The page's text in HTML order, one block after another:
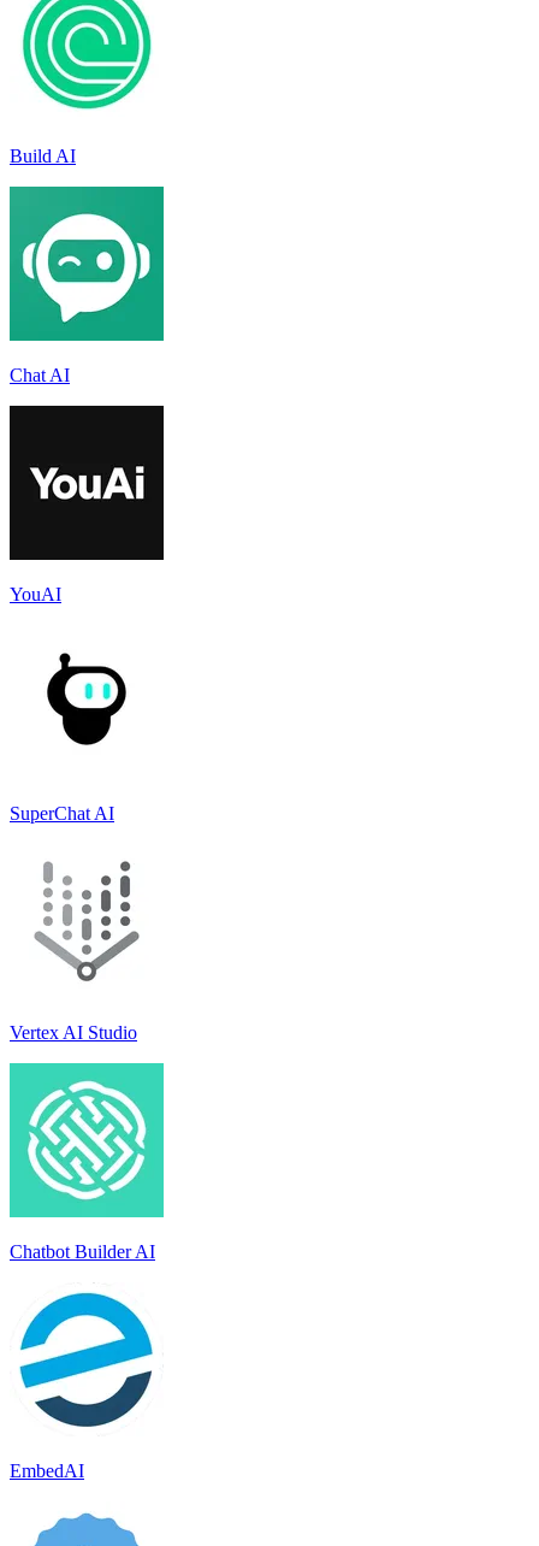
Build AI
Chat AI
YouAI
SuperChat AI
Vertex AI Studio
Chatbot Builder AI
EmbedAI